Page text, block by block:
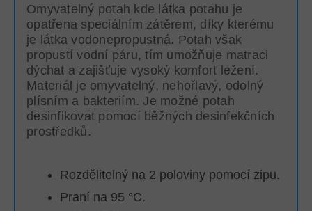
Omyvatelný potah kde látka potahu je
opatřena speciálním zátěrem, díky kterému
je látka vodonepropustná. Potah však
propustí vodní páru, tím umožňuje matraci
dýchat a zajišťuje vysoký komfort ležení.
Materiál je omyvatelný, nehořlavý, odolný
plísním a bakteriím. Je možné potah
desinfikovat pomocí běžných desinfekčních
prostředků.
Rozdělitelný na 2 poloviny pomocí zipu.
Praní na 95 °C.